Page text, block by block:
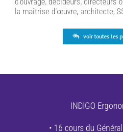
la maîtrise d’œuvre, architecte,
voir toutes les
INDIGO
• 16 cours du